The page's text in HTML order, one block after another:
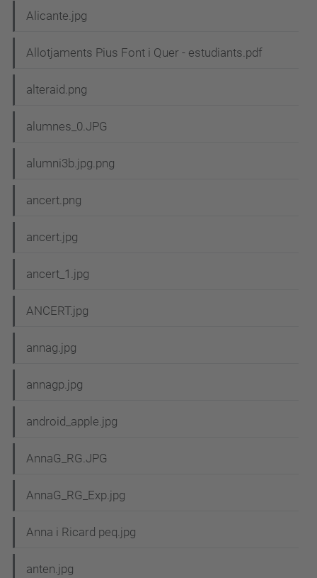
Alicante.jpg
Allotjaments Pius Font i Quer - estudiants.pdf
alteraid.png
alumnes_0.JPG
alumni3b.jpg.png
ancert.png
ancert.jpg
ancert_1.jpg
ANCERT.jpg
annag.jpg
annagp.jpg
android_apple.jpg
AnnaG_RG.JPG
AnnaG_RG_Exp.jpg
Anna i Ricard peq.jpg
anten.jpg